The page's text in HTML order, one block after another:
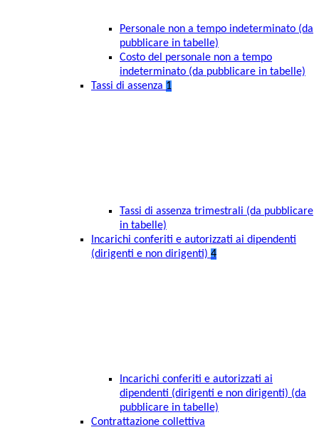
Personale non a tempo indeterminato (da
pubblicare in tabelle)
Costo del personale non a tempo
indeterminato (da pubblicare in tabelle)
Tassi di assenza 1
Tassi di assenza trimestrali (da pubblicare
in tabelle)
Incarichi conferiti e autorizzati ai dipendenti
(dirigenti e non dirigenti) 4
Incarichi conferiti e autorizzati ai
dipendenti (dirigenti e non dirigenti) (da
pubblicare in tabelle)
Contrattazione collettiva